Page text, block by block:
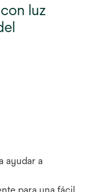
luz
ayudar a
para una fácil